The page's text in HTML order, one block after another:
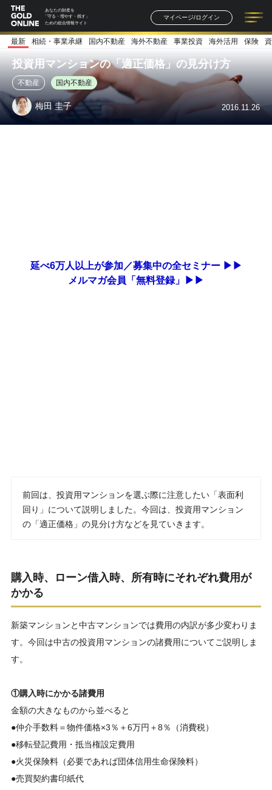
あなたの財産を
「守る・増やす・残す」
ための総合情報サイト
マイページ/ログイン
記事一覧 連載一覧
著者一覧 書籍一覧
最新 相続・事業承継 国内不動産 海外不動産 事業投資 海外活用 保険
投資用マンションの「適正価格」の見分け方
不動産 国内不動産
梅田 圭子 2016.11.26
延べ6万人以上が参加／募集中の全セミナー ▶▶
メルマガ会員「無料登録」▶▶
前回は、投資用マンションを選ぶ際に注意したい「表面利
回り」について説明しました。今回は、投資用マンション
の「適正価格」の見分け方などを見ていきます。
購入時、ローン借入時、所有時にそれぞれ費用が
かかる
新築マンションと中古マンションでは費用の内訳が多少変わりま
す。今回は中古の投資用マンションの諸費用についてご説明しま
す。
①購入時にかかる諸費用
金額の大きなものから並べると
●仲介手数料＝物件価格×3％＋6万円＋8％（消費税）
●移転登記費用・抵当権設定費用
●火災保険料（必要であれば団体信用生命保険料）
●売買契約書印紙代